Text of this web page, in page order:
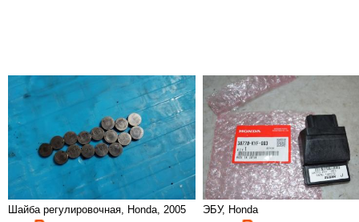
Шайба регулировочная, Honda, 2005 ЭБУ, Honda